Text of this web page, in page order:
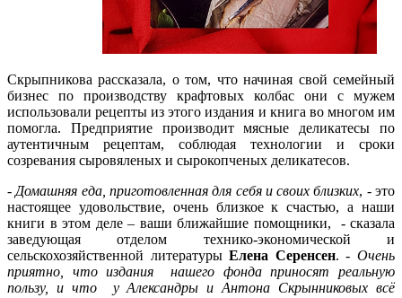
Скрыпникова рассказала, о том, что начиная свой семейный
бизнес по производству крафтовых колбас они с мужем
использовали рецепты из этого издания и книга во многом им
помогла. Предприятие производит мясные деликатесы по
аутентичным рецептам, соблюдая технологии и сроки
созревания сыровяленых и сырокопченых деликатесов.
- Домашняя еда, приготовленная для себя и своих близких, - это
настоящее удовольствие, очень близкое к счастью, а наши
книги в этом деле – ваши ближайшие помощники, - сказала
заведующая отделом технико-экономической и
сельскохозяйственной литературыЕлена Серенсен. -Очень
приятно, что издания нашего фонда приносят реальную
пользу, и что у Александры и Антона Скрынниковых всё